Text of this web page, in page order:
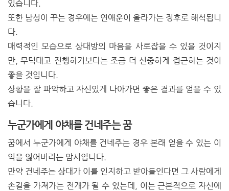
있습니다.
또한 남성이 꾸는 경우에는 연애운이 올라가는 징후로 해석됩니
다.
매력적인 모습으로 상대방의 마음을 사로잡을 수 있을 것이지
만, 무턱대고 진행하기보다는 조금 더 신중하게 접근하는 것이
좋을 것입니다.
상황을 잘 파악하고 자신있게 나아가면 좋은 결과를 얻을 수 있
습니다.
누군가에게 야채를 건네주는 꿈
꿈에서 누군가에게 야채를 건네주는 경우 본래 얻을 수 있는 이
익을 잃어버리는 암시입니다.
만약 건네주는 상대가 이를 인지하고 받아들인다면 그 사람에게
손길을 가져가는 전개가 될 수 있는데, 이는 근본적으로 자신에